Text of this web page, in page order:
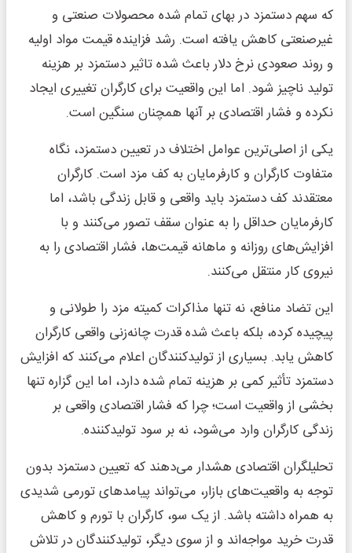
که سهم دستمزد در بهای تمام شده محصولات صنعتی و
غیرصنعتی کاهش یافته است. رشد فزاینده قیمت مواد اولیه
و روند صعودی نرخ دلار باعث شده تاثیر دستمزد بر هزینه
تولید ناچیز شود. اما این واقعیت برای کارگران تغییری ایجاد
نکرده و فشار اقتصادی بر آنها همچنان سنگین است.
یکی از اصلی‌ترین عوامل اختلاف در تعیین دستمزد، نگاه
متفاوت کارگران و کارفرمایان به کف مزد است. کارگران
معتقدند کف دستمزد باید واقعی و قابل زندگی باشد، اما
کارفرمایان حداقل را به عنوان سقف تصور می‌کنند و با
افزایش‌های روزانه و ماهانه قیمت‌ها، فشار اقتصادی را به
نیروی کار منتقل می‌کنند.
این تضاد منافع، نه تنها مذاکرات کمیته مزد را طولانی و
پیچیده کرده، بلکه باعث شده قدرت چانه‌زنی واقعی کارگران
کاهش یابد. بسیاری از تولیدکنندگان اعلام می‌کنند که افزایش
دستمزد تأثیر کمی بر هزینه تمام شده دارد، اما این گزاره تنها
بخشی از واقعیت است؛ چرا که فشار اقتصادی واقعی بر
زندگی کارگران وارد می‌شود، نه بر سود تولیدکننده.
تحلیلگران اقتصادی هشدار می‌دهند که تعیین دستمزد بدون
توجه به واقعیت‌های بازار، می‌تواند پیامدهای تورمی شدیدی
به همراه داشته باشد. از یک سو، کارگران با تورم و کاهش
قدرت خرید مواجه‌اند و از سوی دیگر، تولیدکنندگان در تلاش